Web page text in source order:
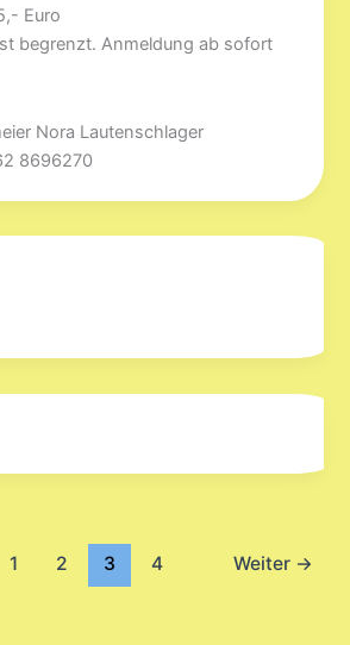
Euro
begrenzt. Anmeldung ab sofort
Nora Lautenschlager
8696270
1 2 3 4 Weiter →